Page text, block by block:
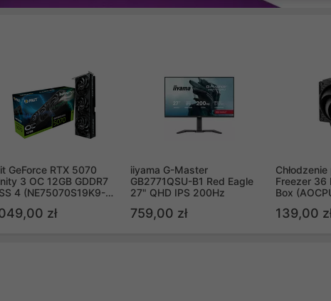
GeForce RTX 5070
3 OC 12GB GDDR7
4 (NE75070S19K9-
zł
iiyama G-Master
GB2771QSU-B1 Red Eagle
27" QHD IPS 200Hz
759,00 zł
Freezer 36
Box
139,00